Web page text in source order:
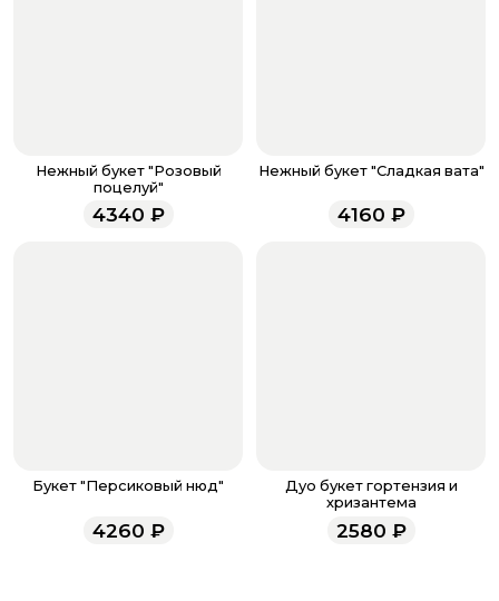
звоните по номеру телефона
8 (927) 936-71-86
напишите WhatsApp
+7 937 333-66-53
. Наши
менеджеры работают ежедневно с 9.00 до 23.00 и
всегда рады проконсультировать вас.
Нежный букет "Розовый
поцелуй"
4340 ₽
Нежный букет "Сладкая вата"
4160 ₽
Букет "Персиковый нюд"
4260 ₽
Дуо букет гортензия и
хризантема
2580 ₽